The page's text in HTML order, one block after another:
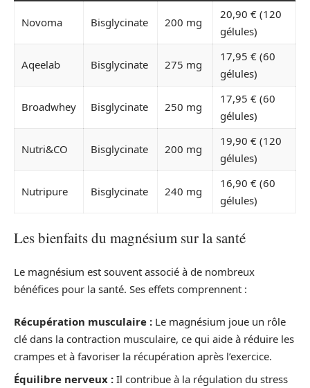
Novoma Bisglycinate 200 mg
20,90 € (120
gélules)
Aqeelab Bisglycinate 275 mg
17,95 € (60
gélules)
Broadwhey Bisglycinate 250 mg
17,95 € (60
gélules)
Nutri&CO Bisglycinate 200 mg
19,90 € (120
gélules)
Nutripure Bisglycinate 240 mg
16,90 € (60
gélules)
Les bienfaits du magnésium sur la santé
Le magnésium est souvent associé à de nombreux
bénéfices pour la santé. Ses effets comprennent :
Récupération musculaire : Le magnésium joue un rôle
clé dans la contraction musculaire, ce qui aide à réduire les
crampes et à favoriser la récupération après l’exercice.
Équilibre nerveux : Il contribue à la régulation du stress